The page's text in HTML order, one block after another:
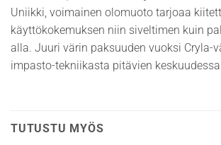
Uniikki, voimainen olomuoto tarjoaa
käyttökokemuksen niin siveltimen kuin
alla. Juuri värin paksuuden vuoksi Cryla-
impasto-tekniikasta pitävien
TUTUSTU MYÖS